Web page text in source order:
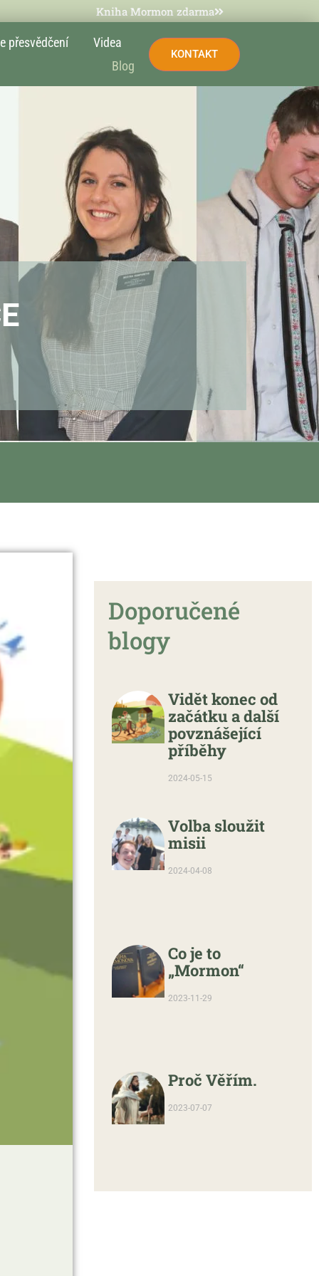
Kniha Mormon zdarma
přesvědčení
Videa
Blog
KONTAKT
Doporučené
blogy
Vidět konec od
začátku a další
povznášející
příběhy
2024-05-15
Volba sloužit
misii
2024-04-08
Co je to
„Mormon“
2023-11-29
Proč Věřím.
2023-07-07